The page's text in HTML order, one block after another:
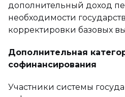
дополнительный доход
необходимости
корректировки базовых
Дополнительная
софинансирования
Участники системы